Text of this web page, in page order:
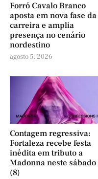
Forró Cavalo Branco
aposta em nova fase da
carreira e amplia
presença no cenário
nordestino
agosto 5, 2026
Contagem regressiva:
Fortaleza recebe festa
inédita em tributo a
Madonna neste sábado
(8)